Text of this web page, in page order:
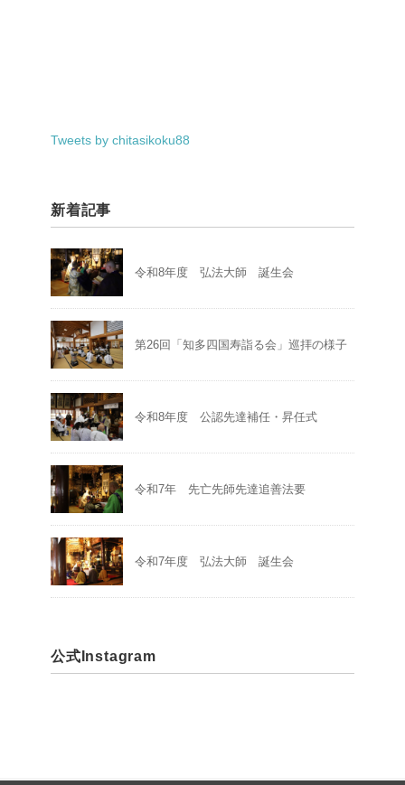
Tweets by chitasikoku88
新着記事
令和8年度 弘法大師 誕生会
第26回「知多四国寿詣る会」巡拝の様子
令和8年度 公認先達補任・昇任式
令和7年 先亡先師先達追善法要
令和7年度 弘法大師 誕生会
公式Instagram